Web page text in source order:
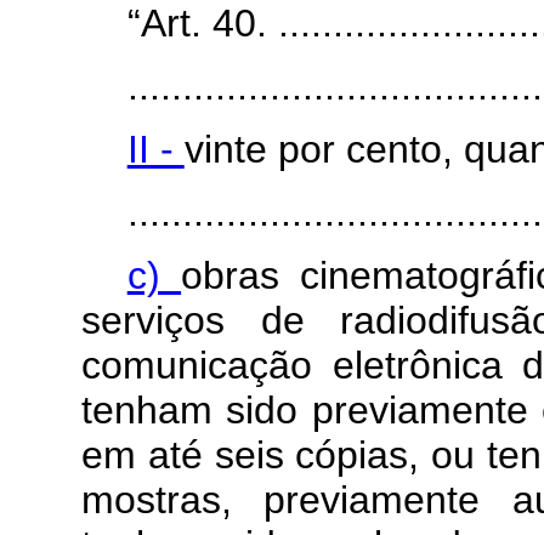
“Art. 40.
II - vinte por cento,
c) obras
serviços de
comunicação eletrônica
tenham sido
em até seis cópias, ou
mostras, previamente